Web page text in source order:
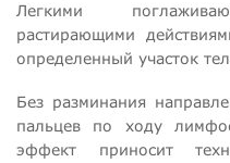
Легкими
растирающими
определенный участок
Без разминания
пальцев по ходу
эффект приносит